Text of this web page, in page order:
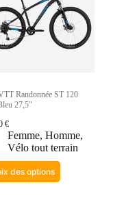
Randonnée ST 120
27,5″
€
Femme, Homme,
Vélo tout terrain
des options